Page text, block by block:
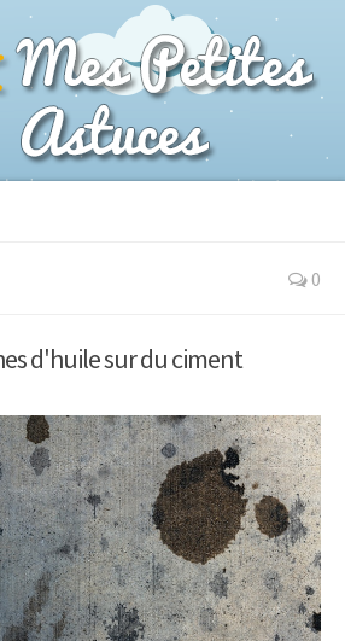
0
d'huile sur du ciment